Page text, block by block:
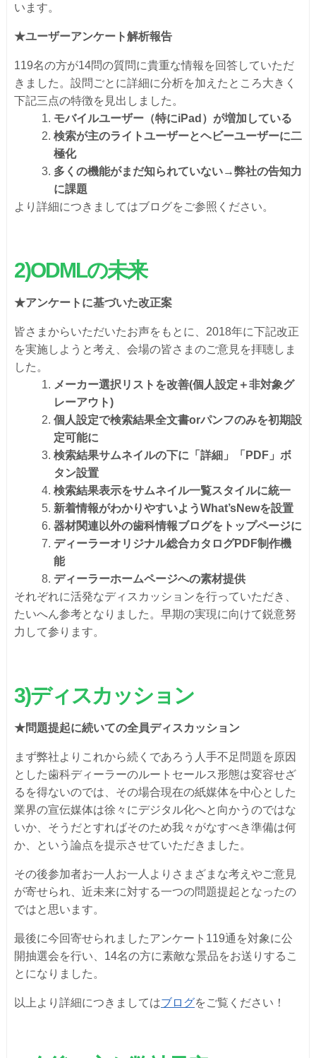
います。
★ユーザーアンケート解析報告
119名の方が14問の質問に貴重な情報を回答していただ
きました。設問ごとに詳細に分析を加えたところ大きく
下記三点の特徴を見出しました。
モバイルユーザー（特にiPad）が増加している
検索が主のライトユーザーとヘビーユーザーに二
極化
多くの機能がまだ知られていない→弊社の告知力
に課題
より詳細につきましてはブログをご参照ください。
2)ODMLの未来
★アンケートに基づいた改正案
皆さまからいただいたお声をもとに、2018年に下記改正
を実施しようと考え、会場の皆さまのご意見を拝聴しま
した。
メーカー選択リストを改善(個人設定＋非対象グ
レーアウト)
個人設定で検索結果全文書orパンフのみを初期設
定可能に
検索結果サムネイルの下に「詳細」「PDF」ボ
タン設置
検索結果表示をサムネイル一覧スタイルに統一
新着情報がわかりやすいようWhat’sNewを設置
器材関連以外の歯科情報ブログをトップページに
ディーラーオリジナル総合カタログPDF制作機
能
ディーラーホームページへの素材提供
それぞれに活発なディスカッションを行っていただき、
たいへん参考となりました。早期の実現に向けて鋭意努
力して参ります。
3)ディスカッション
★問題提起に続いての全員ディスカッション
まず弊社よりこれから続くであろう人手不足問題を原因
とした歯科ディーラーのルートセールス形態は変容せざ
るを得ないのでは、その場合現在の紙媒体を中心とした
業界の宣伝媒体は徐々にデジタル化へと向かうのではな
いか、そうだとすればそのため我々がなすべき準備は何
か、という論点を提示させていただきました。
その後参加者お一人お一人よりさまざまな考えやご意見
が寄せられ、近未来に対する一つの問題提起となったの
ではと思います。
最後に今回寄せられましたアンケート119通を対象に公
開抽選会を行い、14名の方に素敵な景品をお送りするこ
とになりました。
以上より詳細につきましてはブログをご覧ください！